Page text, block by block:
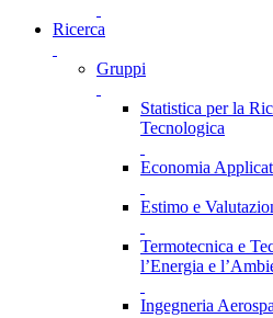
Ricerca
Gruppi
Statistica per la
Tecnologica
Economia
Estimo e
Termotecnica e
l’Energia e
Ingegneria